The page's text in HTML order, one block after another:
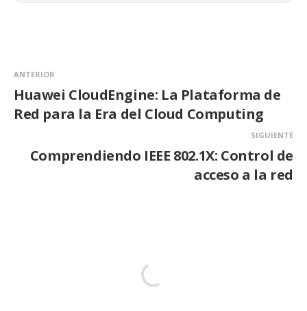
ANTERIOR
Huawei CloudEngine: La Plataforma de
Red para la Era del Cloud Computing
SIGUIENTE
Comprendiendo IEEE 802.1X: Control de
acceso a la red